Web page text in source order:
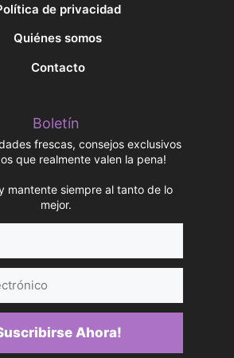
de privacidad
Quiénes somos
Contacto
Boletín
frescas, consejos exclusivos
que realmente valen la pena!
mantente siempre al tanto de lo
mejor.
Ahora!